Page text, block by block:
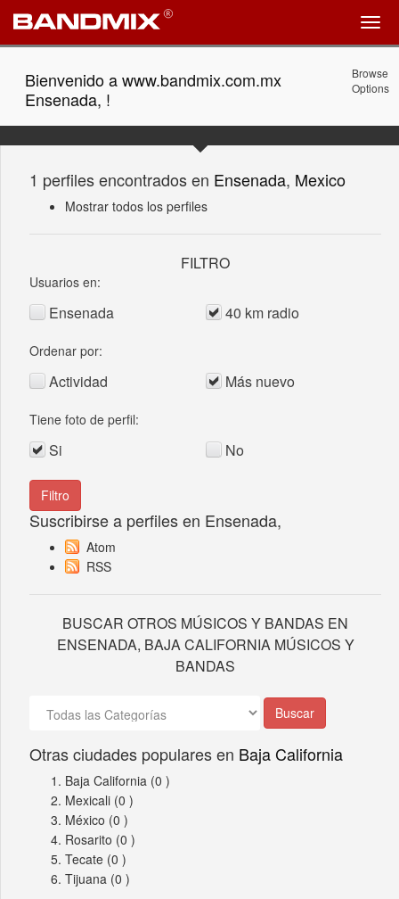
Browse
Options
Bienvenido a www.bandmix.com.mx
Ensenada, !
1 perfiles encontrados en Ensenada, Mexico
Mostrar todos los perfiles
FILTRO
Usuarios en:
Ensenada 40 km radio
Ordenar por:
Actividad Más nuevo
Tiene foto de perfil:
Si No
Suscribirse a perfiles en Ensenada,
Atom
RSS
BUSCAR OTROS MÚSICOS Y BANDAS EN
ENSENADA, BAJA CALIFORNIA MÚSICOS Y
BANDAS
Otras ciudades populares en Baja California
Baja California (0 )
Mexicali (0 )
México (0 )
Rosarito (0 )
Tecate (0 )
Tijuana (0 )